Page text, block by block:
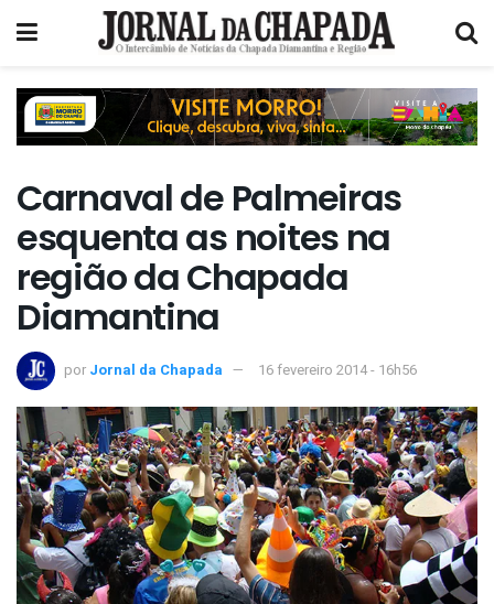
Carnaval de Palmeiras
esquenta as noites na
região da Chapada
Diamantina
por Jornal da Chapada 16 fevereiro 2014 - 16h56